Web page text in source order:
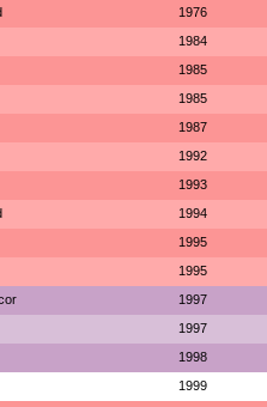
1976
1984
1985
1985
1987
1992
1993
1994
1995
1995
1997
1997
1998
1999